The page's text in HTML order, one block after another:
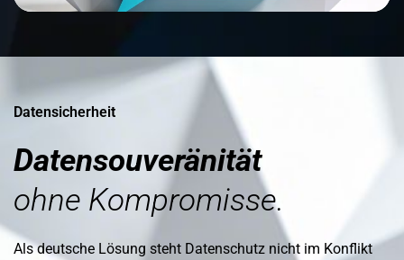
Datensicherheit
Datensouveränität
ohne Kompromisse.
Als deutsche Lösung steht Datenschutz nicht im Konflikt